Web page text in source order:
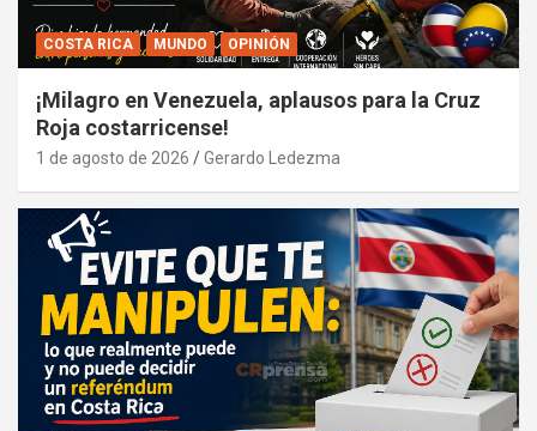
COSTA RICA MUNDO OPINIÓN
¡Milagro en Venezuela, aplausos para la Cruz
Roja costarricense!
1 de agosto de 2026 Gerardo Ledezma